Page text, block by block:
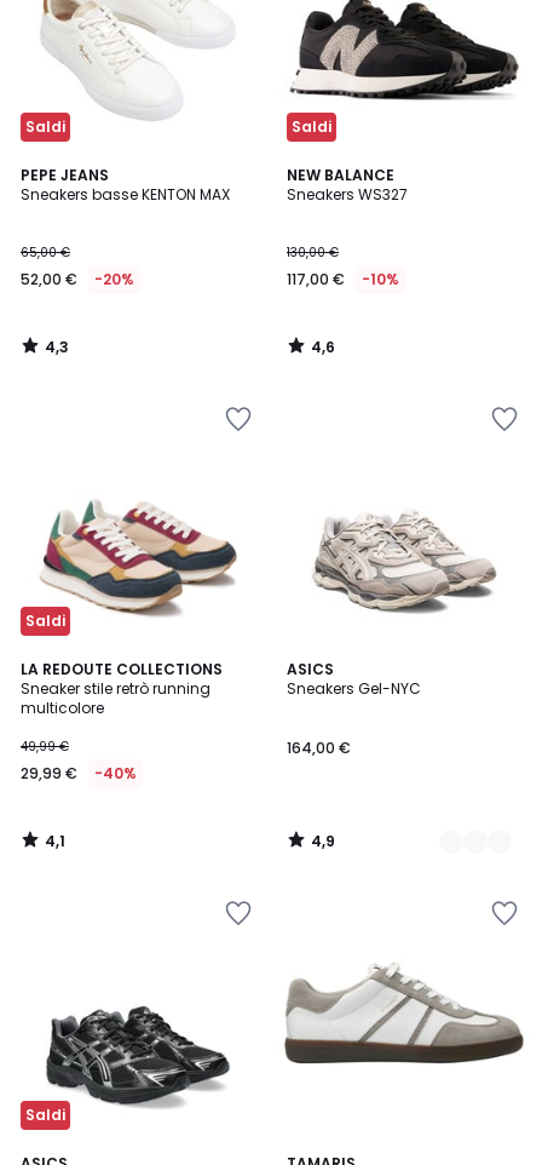
Saldi
PEPE JEANS
Sneakers basse KENTON MAX
65,00 €
52,00 € -20%
4,3
/ 5
4,3
/
Saldi
NEW BALANCE
Sneakers WS327
130,00 €
117,00 € -10%
4,6
/ 5
4,6
/
Saldi
LA REDOUTE COLLECTIONS
Sneaker stile retrò running
multicolore
49,99 €
29,99 € -40%
4,1
/ 5
4,1
/
ASICS
Sneakers Gel-NYC
164,00 €
4,9
/ 5
2
Colori
4,9
/
Saldi